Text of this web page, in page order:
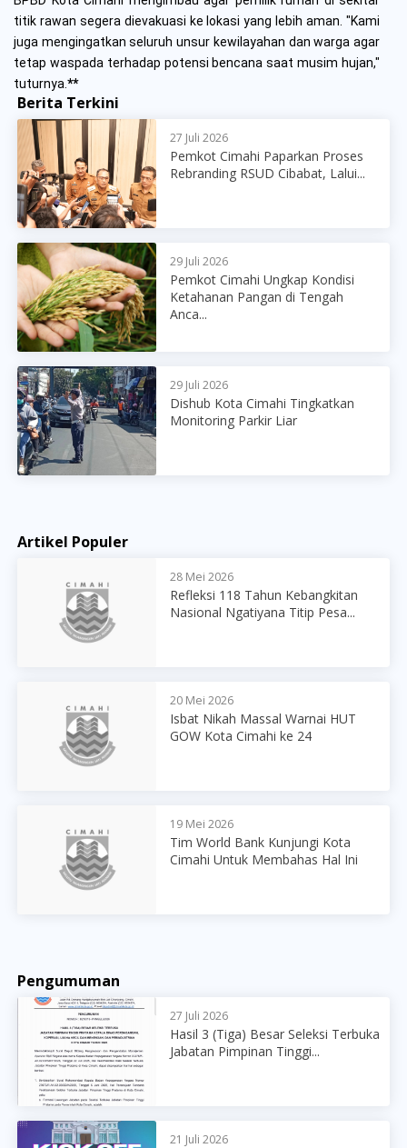
titik rawan segera dievakuasi ke lokasi yang lebih aman. "Kami
juga mengingatkan seluruh unsur kewilayahan dan warga agar
tetap waspada terhadap potensi bencana saat musim hujan,"
tuturnya. **
Berita Terkini
27 Juli 2026
Pemkot Cimahi Paparkan Proses
Rebranding RSUD Cibabat, Lalui...
29 Juli 2026
Pemkot Cimahi Ungkap Kondisi
Ketahanan Pangan di Tengah
Anca...
29 Juli 2026
Dishub Kota Cimahi Tingkatkan
Monitoring Parkir Liar
Artikel Populer
28 Mei 2026
Refleksi 118 Tahun Kebangkitan
Nasional Ngatiyana Titip Pesa...
20 Mei 2026
Isbat Nikah Massal Warnai HUT
GOW Kota Cimahi ke 24
19 Mei 2026
Tim World Bank Kunjungi Kota
Cimahi Untuk Membahas Hal Ini
Pengumuman
27 Juli 2026
Hasil 3 (Tiga) Besar Seleksi Terbuka
Jabatan Pimpinan Tinggi...
21 Juli 2026